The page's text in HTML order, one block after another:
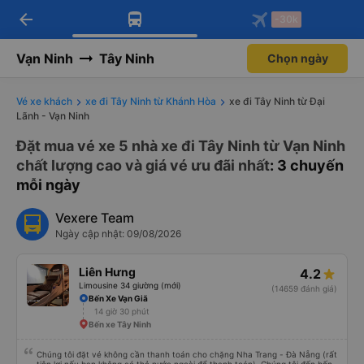
Tải app Vexere ngay!
Nhận ưu đãi thành viên độc
Mở app
Tải app Vexere
-30k/ghế khi đặt vé máy bay qua
Mở app
arrow_back -30k
Vạn Ninh Tây Ninh Chọn ngày
Vé xe khách xe đi Tây Ninh từ Khánh Hòa
xe đi Tây Ninh từ Đại
Lãnh - Vạn Ninh
Đặt mua vé xe 5 nhà xe đi Tây Ninh từ Vạn Ninh
chất lượng cao và giá vé ưu đãi nhất: 3 chuyến
mỗi ngày
Vexere Team
Ngày cập nhật: 09/08/2026
Liên Hưng
Limousine 34 giường (mới)
4.2
(14659 đánh giá)
Bến Xe Vạn Giã
14 giờ 30 phút
Bến xe Tây Ninh
Chúng tôi đặt vé không cần thanh toán cho chặng Nha Trang - Đà Nẵng (rất